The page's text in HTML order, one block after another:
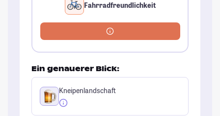
Fahrradfreundlichkeit
Ein genauerer Blick:
Kneipenlandschaft